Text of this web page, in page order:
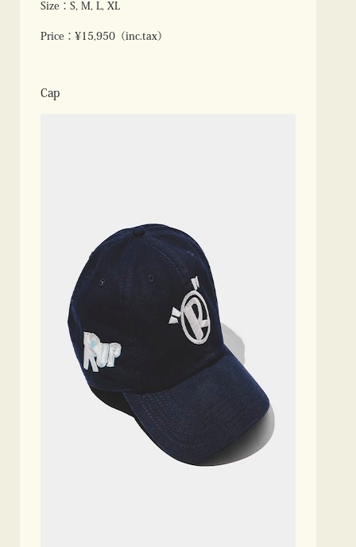
Size：S, M, L, XL
Price：¥15,950（inc.tax）
Cap